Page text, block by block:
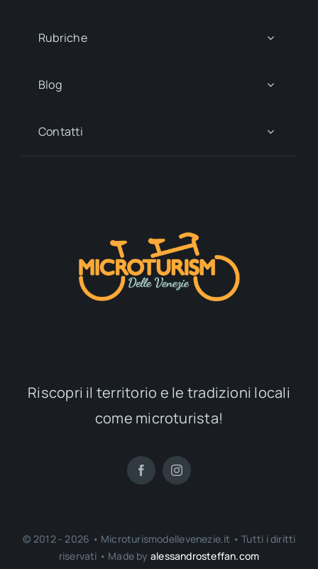
Rubriche
Blog
Contatti
Riscopri il territorio e le tradizioni locali
come microturista!
© 2012 - 2026 • Microturismodellevenezie.it • Tutti i diritti
riservati • Made by alessandrosteffan.com